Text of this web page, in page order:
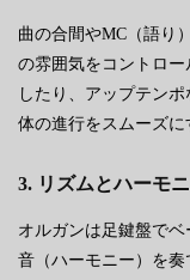
曲の合間やMC（語り
の雰囲気をコントロ
したり、アップテン
体の進行をスムーズに
3. リズムとハーモ
オルガンは足鍵盤で
音（ハーモニー）を